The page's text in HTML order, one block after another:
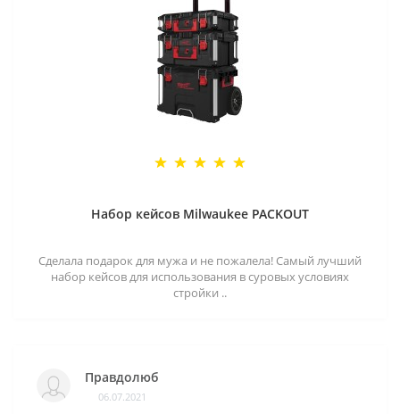
Набор кейсов Milwaukee PACKOUT
Сделала подарок для мужа и не пожалела! Самый лучший
набор кейсов для использования в суровых условиях
стройки ..
Правдолюб
06.07.2021